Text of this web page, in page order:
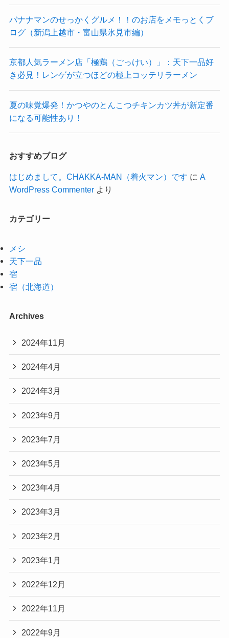
バナナマンのせっかくグルメ！！のお店をメモっとくブ
ログ（新潟上越市・富山県氷見市編）
京都人気ラーメン店「極鶏（ごっけい）」：天下一品好
き必見！レンゲが立つほどの極上コッテリラーメン
夏の味覚爆発！かつやのとんこつチキンカツ丼が新定番
になる可能性あり！
おすすめブログ
はじめまして。CHAKKA-MAN（着火マン）です に A
WordPress Commenterより
カテゴリー
メシ
天下一品
宿
宿（北海道）
Archives
2024年11月
2024年4月
2024年3月
2023年9月
2023年7月
2023年5月
2023年4月
2023年3月
2023年2月
2023年1月
2022年12月
2022年11月
2022年9月